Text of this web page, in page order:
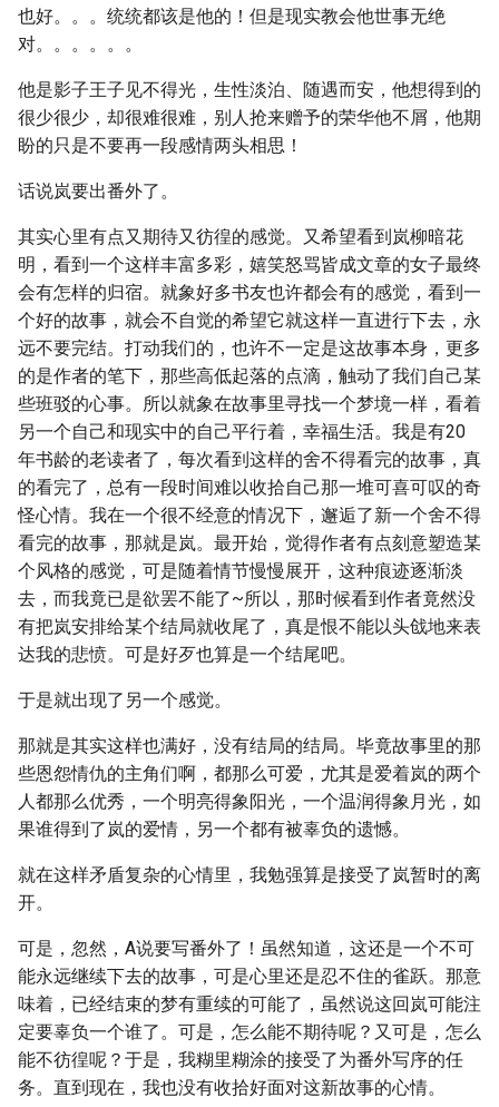
也好。。。统统都该是他的！但是现实教会他世事无绝
对。。。。。。
他是影子王子见不得光，生性淡泊、随遇而安，他想得到的
很少很少，却很难很难，别人抢来赠予的荣华他不屑，他期
盼的只是不要再一段感情两头相思！
话说岚要出番外了。
其实心里有点又期待又彷徨的感觉。又希望看到岚柳暗花
明，看到一个这样丰富多彩，嬉笑怒骂皆成文章的女子最终
会有怎样的归宿。就象好多书友也许都会有的感觉，看到一
个好的故事，就会不自觉的希望它就这样一直进行下去，永
远不要完结。打动我们的，也许不一定是这故事本身，更多
的是作者的笔下，那些高低起落的点滴，触动了我们自己某
些班驳的心事。所以就象在故事里寻找一个梦境一样，看着
另一个自己和现实中的自己平行着，幸福生活。我是有20
年书龄的老读者了，每次看到这样的舍不得看完的故事，真
的看完了，总有一段时间难以收拾自己那一堆可喜可叹的奇
怪心情。我在一个很不经意的情况下，邂逅了新一个舍不得
看完的故事，那就是岚。最开始，觉得作者有点刻意塑造某
个风格的感觉，可是随着情节慢慢展开，这种痕迹逐渐淡
去，而我竟已是欲罢不能了~所以，那时候看到作者竟然没
有把岚安排给某个结局就收尾了，真是恨不能以头戗地来表
达我的悲愤。可是好歹也算是一个结尾吧。
于是就出现了另一个感觉。
那就是其实这样也满好，没有结局的结局。毕竟故事里的那
些恩怨情仇的主角们啊，都那么可爱，尤其是爱着岚的两个
人都那么优秀，一个明亮得象阳光，一个温润得象月光，如
果谁得到了岚的爱情，另一个都有被辜负的遗憾。
就在这样矛盾复杂的心情里，我勉强算是接受了岚暂时的离
开。
可是，忽然，A说要写番外了！虽然知道，这还是一个不可
能永远继续下去的故事，可是心里还是忍不住的雀跃。那意
味着，已经结束的梦有重续的可能了，虽然说这回岚可能注
定要辜负一个谁了。可是，怎么能不期待呢？又可是，怎么
能不彷徨呢？于是，我糊里糊涂的接受了为番外写序的任
务。直到现在，我也没有收拾好面对这新故事的心情。